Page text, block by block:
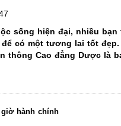
sống hiện đại, nhiều
có một tương lai tốt
thông Cao đẳng Dược là
giờ hành chính